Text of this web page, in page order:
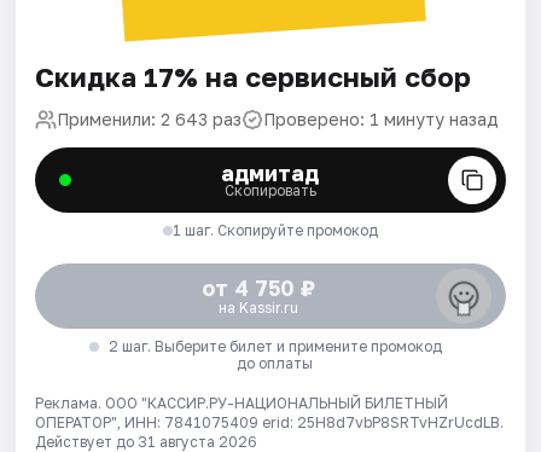
Скидка 17% на сервисный сбор
Применили: 2 643 раз Проверено: 1 минуту назад
адмитад
Скопировать
1 шаг. Скопируйте промокод
от 4 750 ₽
на Kassir.ru
2 шаг. Выберите билет и примените промокод
до оплаты
Реклама. ООО "КАССИР.РУ-НАЦИОНАЛЬНЫЙ БИЛЕТНЫЙ
ОПЕРАТОР", ИНН: 7841075409 erid: 25H8d7vbP8SRTvHZrUcdLB.
Действует до 31 августа 2026